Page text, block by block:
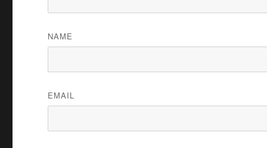
NAME
EMAIL